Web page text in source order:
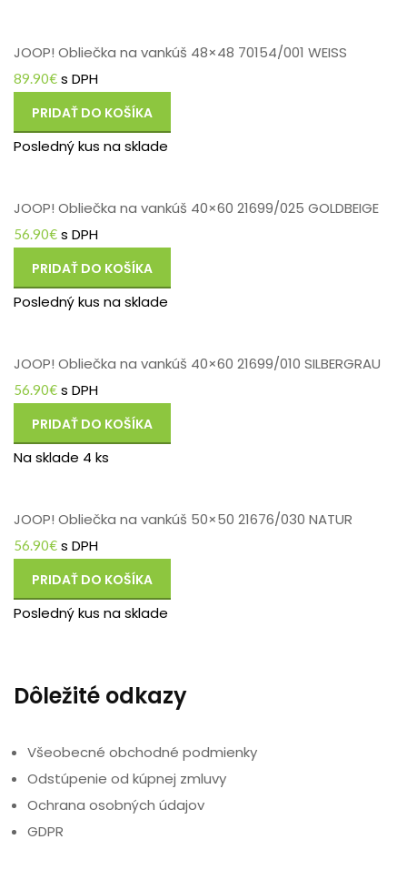
JOOP! Obliečka na vankúš 48×48 70154/001 WEISS
89.90€ s DPH
PRIDAŤ DO KOŠÍKA
Posledný kus na sklade
JOOP! Obliečka na vankúš 40×60 21699/025 GOLDBEIGE
56.90€ s DPH
PRIDAŤ DO KOŠÍKA
Posledný kus na sklade
JOOP! Obliečka na vankúš 40×60 21699/010 SILBERGRAU
56.90€ s DPH
PRIDAŤ DO KOŠÍKA
Na sklade 4 ks
JOOP! Obliečka na vankúš 50×50 21676/030 NATUR
56.90€ s DPH
PRIDAŤ DO KOŠÍKA
Posledný kus na sklade
Dôležité odkazy
Všeobecné obchodné podmienky
Odstúpenie od kúpnej zmluvy
Ochrana osobných údajov
GDPR